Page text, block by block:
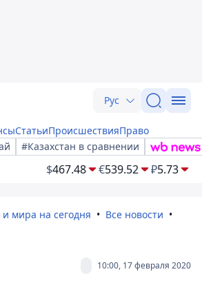
Рус
СтатьиПроисшествияПраво
#Казахстан в сравнении
$467.48 €539.52 ₽5.73
и мира на сегодня
Все новости
10:00, 17 февраля 2020